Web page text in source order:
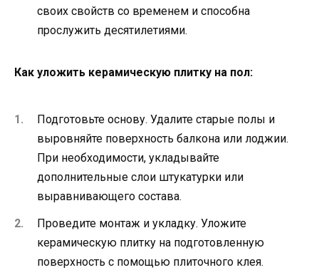
своих свойств со временем и способна
прослужить десятилетиями.
Как уложить керамическую плитку на пол:
Подготовьте основу. Удалите старые полы и
выровняйте поверхность балкона или лоджии.
При необходимости, укладывайте
дополнительные слои штукатурки или
выравнивающего состава.
Проведите монтаж и укладку. Уложите
керамическую плитку на подготовленную
поверхность с помощью плиточного клея.